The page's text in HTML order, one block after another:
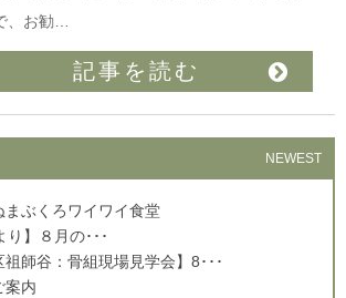
、お勧…
記事を読む
NEWEST
まぶくろワイワイ食堂
り】８月の･･･
祖師谷：骨組現場見学会】8･･･
案内